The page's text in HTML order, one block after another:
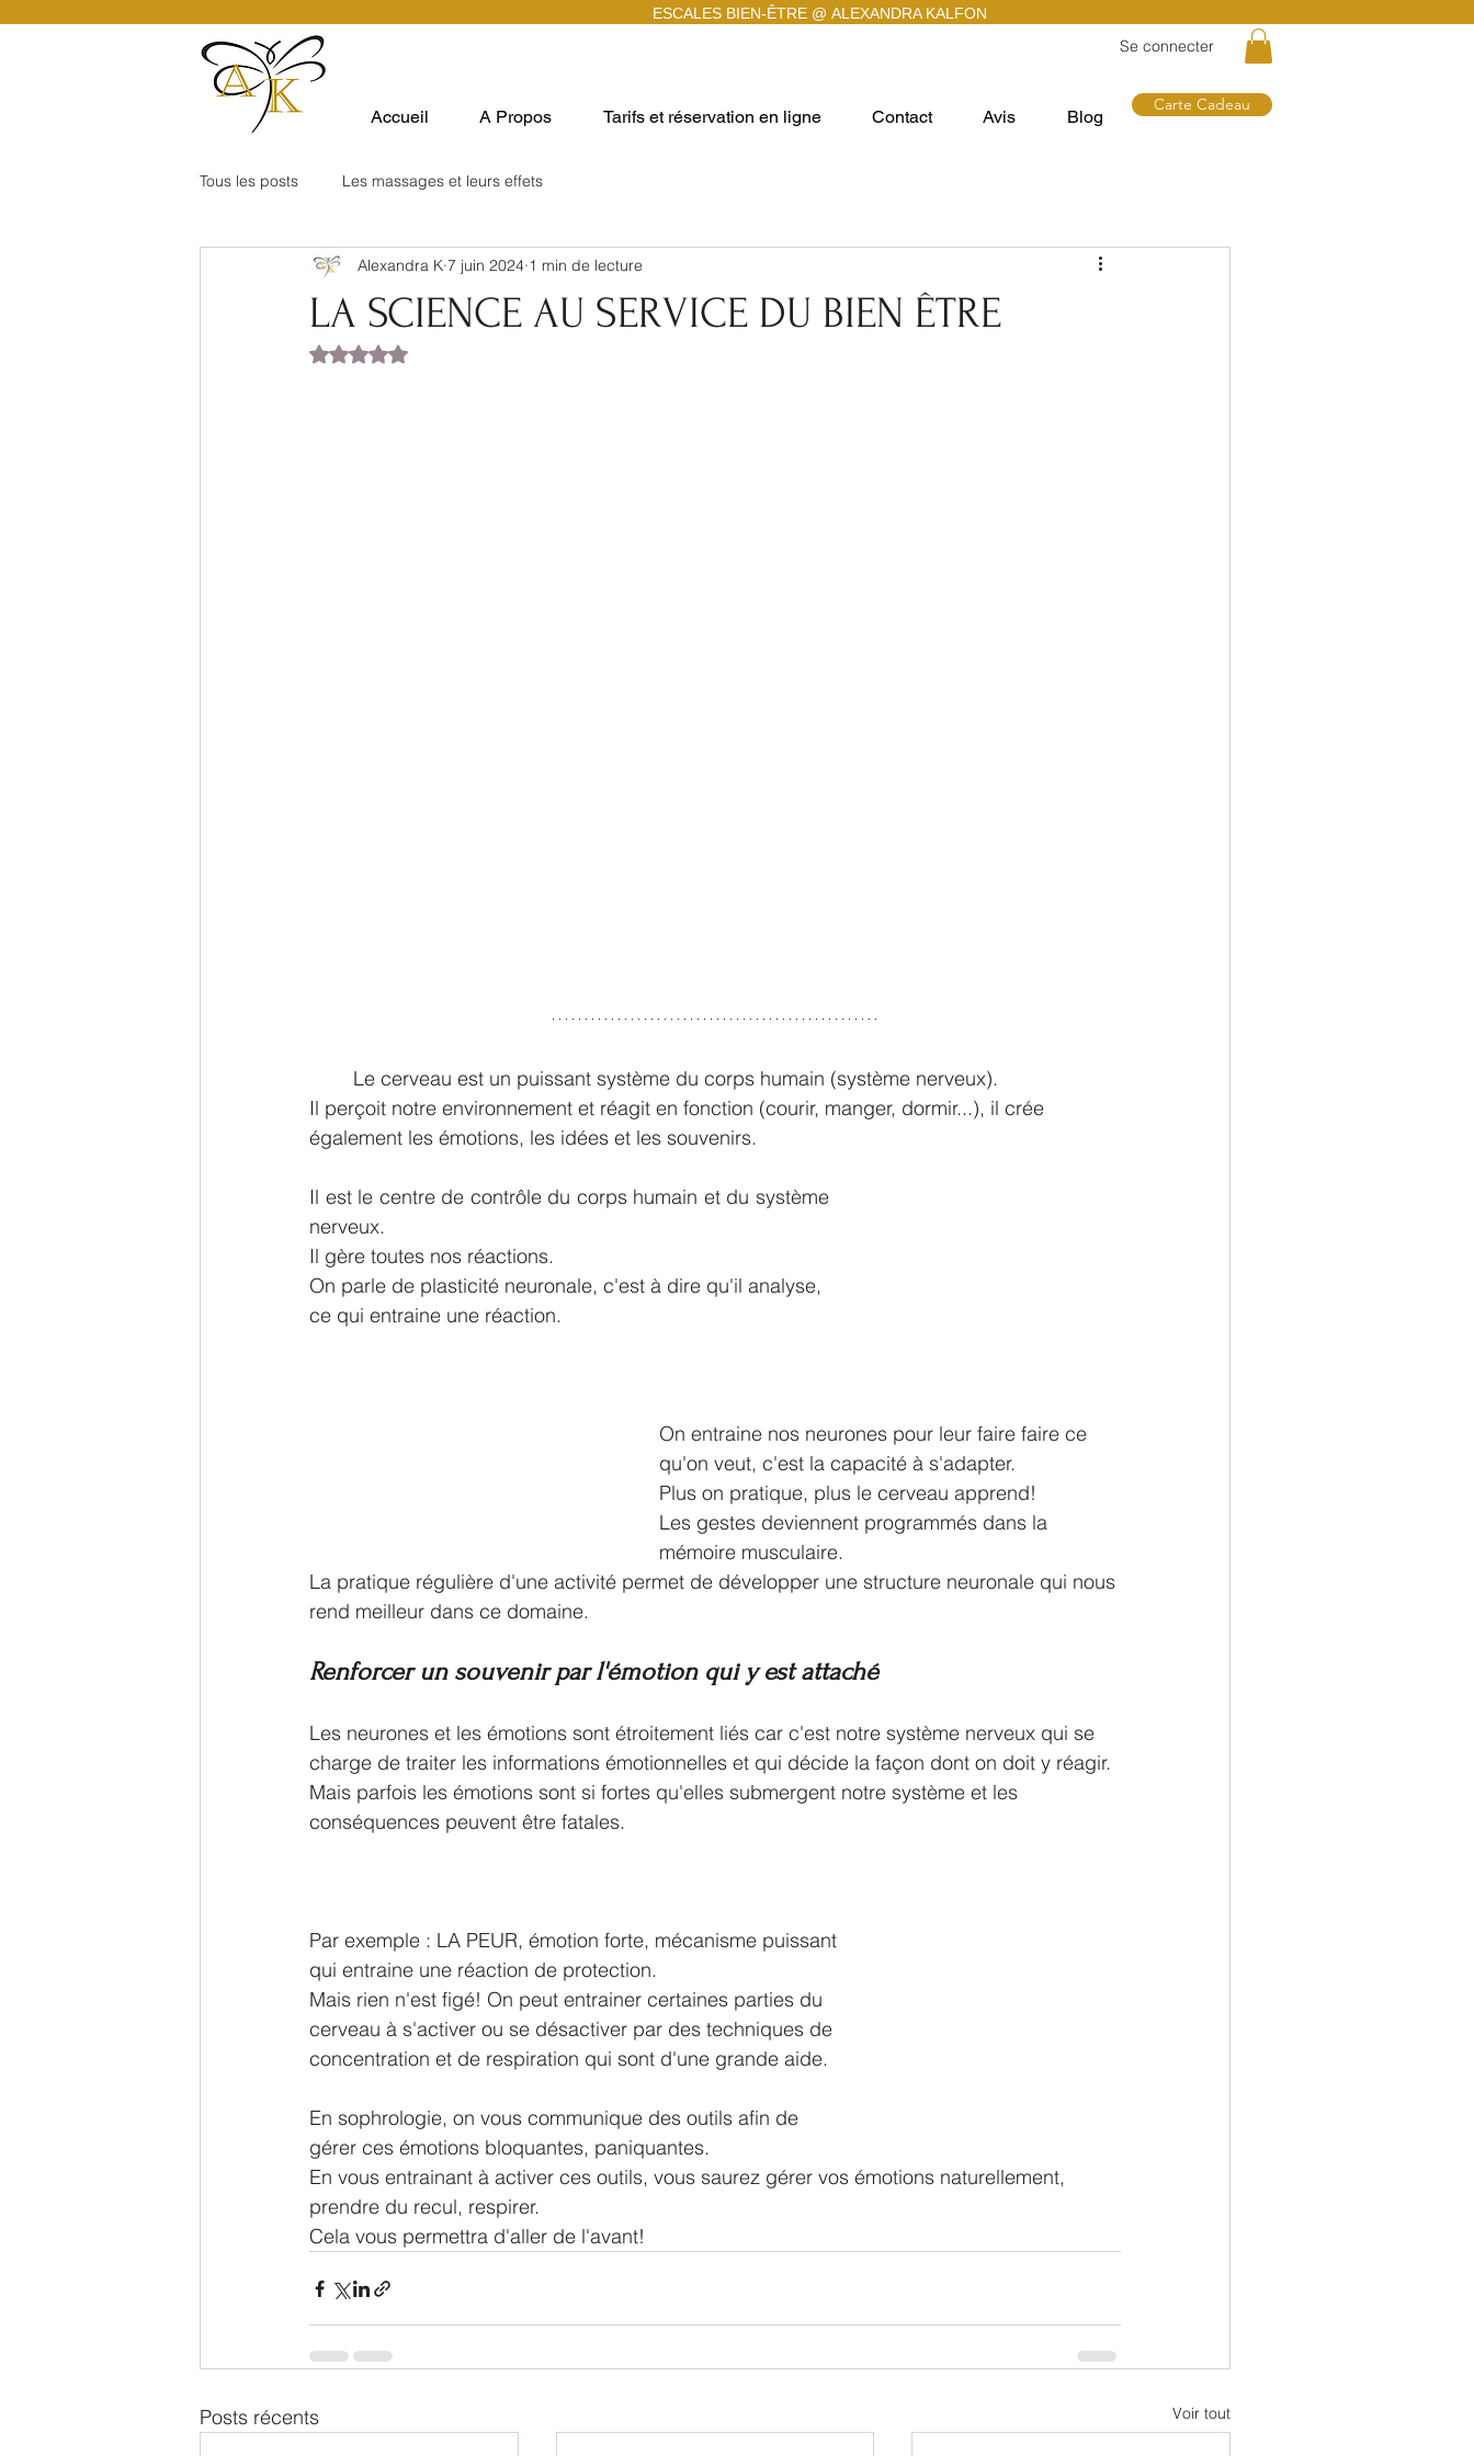
ESCALES BIEN-ÊTRE @ ALEXANDRA KALFON
Se connecter
Accueil A Propos Tarifs et réservation en ligne Contact Avis Blog
Carte Cadeau
Tous les posts Les massages et leurs effets
LA SCIENCE AU SERVICE DU BIEN ÊTRE
Alexandra K 7 juin 2024 1 min de lecture
Noté NaN étoiles sur 5.
	Le cerveau est un puissant système du corps humain (système nerveux).
Il perçoit notre environnement et réagit en fonction (courir, manger, dormir...), il crée
également les émotions, les idées et les souvenirs.
Il est le centre de contrôle du corps humain et du système
nerveux.
Il gère toutes nos réactions.
On parle de plasticité neuronale, c'est à dire qu'il analyse,
ce qui entraine une réaction.
On entraine nos neurones pour leur faire faire ce
qu'on veut, c'est la capacité à s'adapter.
Plus on pratique, plus le cerveau apprend!
Les gestes deviennent programmés dans la
mémoire musculaire.
La pratique régulière d'une activité permet de développer une structure neuronale qui nous
rend meilleur dans ce domaine.
Renforcer un souvenir par l'émotion qui y est attaché
Les neurones et les émotions sont étroitement liés car c'est notre système nerveux qui se
charge de traiter les informations émotionnelles et qui décide la façon dont on doit y réagir.
Mais parfois les émotions sont si fortes qu'elles submergent notre système et les
conséquences peuvent être fatales.
Par exemple : LA PEUR, émotion forte, mécanisme puissant
qui entraine une réaction de protection.
Mais rien n'est figé! On peut entrainer certaines parties du
cerveau à s'activer ou se désactiver par des techniques de
concentration et de respiration qui sont d'une grande aide.
En sophrologie, on vous communique des outils afin de
gérer ces émotions bloquantes, paniquantes.
En vous entrainant à activer ces outils, vous saurez gérer vos émotions naturellement,
prendre du recul, respirer.
Cela vous permettra d'aller de l'avant!
Posts récents Voir tout